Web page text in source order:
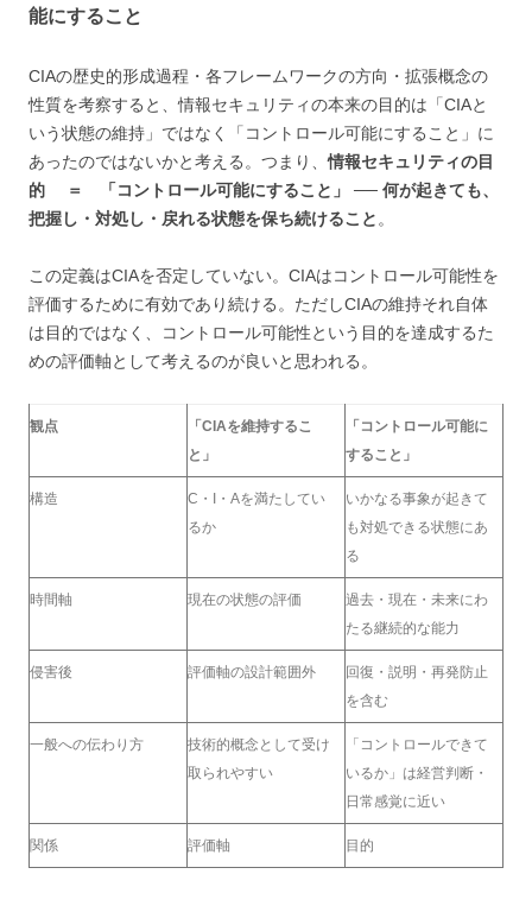
能にすること
CIAの歴史的形成過程・各フレームワークの方向・拡張概念の
性質を考察すると、情報セキュリティの本来の目的は「CIAと
いう状態の維持」ではなく「コントロール可能にすること」に
あったのではないかと考える。つまり、情報セキュリティの目
的 ＝ 「コントロール可能にすること」 ── 何が起きても、
把握し・対処し・戻れる状態を保ち続けること 。
この定義はCIAを否定していない。CIAはコントロール可能性を
評価するために有効であり続ける。ただしCIAの維持それ自体
は目的ではなく、コントロール可能性という目的を達成するた
めの評価軸として考えるのが良いと思われる。
観点
「CIAを維持するこ
と」
「コントロール可能に
すること」
構造
C・I・Aを満たしてい
るか
いかなる事象が起きて
も対処できる状態にあ
る
時間軸 現在の状態の評価
過去・現在・未来にわ
たる継続的な能力
侵害後 評価軸の設計範囲外
回復・説明・再発防止
を含む
一般への伝わり方
技術的概念として受け
取られやすい
「コントロールできて
いるか」は経営判断・
日常感覚に近い
関係 評価軸 目的